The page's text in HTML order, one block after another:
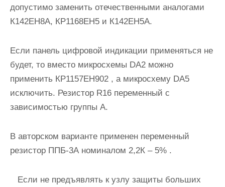
допустимо заменить отечественными аналогами
К142ЕН8А, КР1168ЕН5 и К142ЕН5А.
Если панель цифровой индикации применяться не
будет, то вместо микросхемы DA2 можно
применить КР1157ЕН902 , а микросхему DA5
исключить. Резистор R16 переменный с
зависимостью группы А.
В авторском варианте применен переменный
резистор ППБ-3А номиналом 2,2К – 5% .
Если не предъявлять к узлу защиты больших